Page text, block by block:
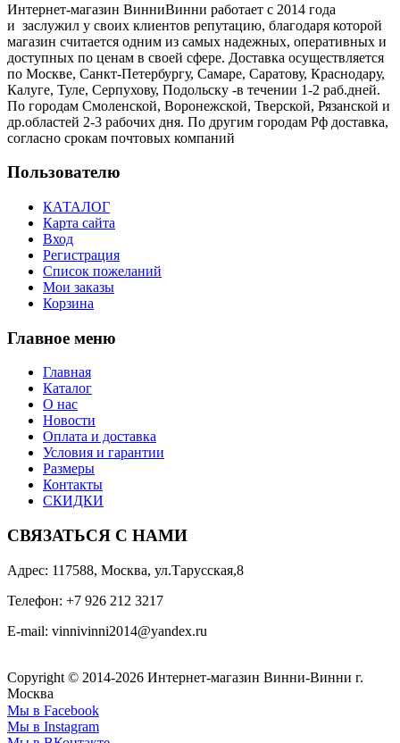
Интернет-магазин ВинниВинни работает с 2014 года
и заслужил у своих клиентов репутацию, благодаря которой
магазин считается одним из самых надежных, оперативных и
доступных по ценам в своей сфере. Доставка осуществляется
по Москве, Санкт-Петербургу, Самаре, Саратову, Краснодару,
Калуге, Туле, Серпухову, Подольску -в течении 1-2 раб.дней.
По городам Смоленской, Воронежской, Тверской, Рязанской и
др.областей 2-3 рабочих дня. По другим городам Рф доставка,
согласно срокам почтовых компаний
Пользователю
КАТАЛОГ
Карта сайта
Вход
Регистрация
Список пожеланий
Мои заказы
Корзина
Главное меню
Главная
Каталог
О нас
Новости
Оплата и доставка
Условия и гарантии
Размеры
Контакты
СКИДКИ
СВЯЗАТЬСЯ С НАМИ
Адрес: 117588, Москва, ул.Тарусская,8
Телефон: +7 926 212 3217
E-mail: vinnivinni2014@yandex.ru
Copyright © 2014-2026 Интернет-магазин Винни-Винни г.
Москва
Мы в Facebook
Мы в Instagram